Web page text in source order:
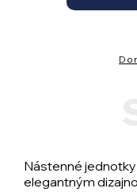
Nástenné
elegantným